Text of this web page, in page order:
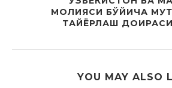
МОЛИЯСИ БЎЙИЧА
ТАЙЁРЛАШ
YOU MAY ALSO